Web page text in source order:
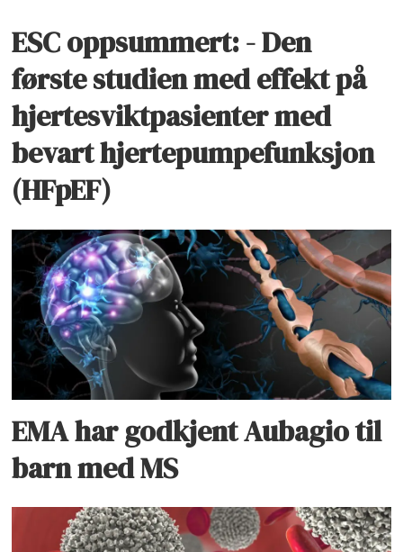
ESC oppsummert: - Den
første studien med effekt på
hjertesviktpasienter med
bevart hjertepumpefunksjon
(HFpEF)
EMA har godkjent Aubagio til
barn med MS